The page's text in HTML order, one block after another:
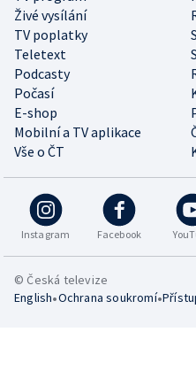
Živé vysílání
TV poplatky
Teletext
Podcasty
Počasí
E-shop
Mobilní a TV aplikace
Vše o ČT
Instagram Facebook
© Česká televize
English•Ochrana soukromí•